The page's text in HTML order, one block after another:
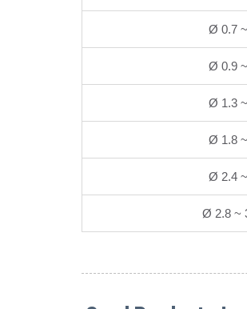
Ø 0.7
Ø 0.9
Ø 1.3
Ø 1.8
Ø 2.4
Ø 2.8 ~